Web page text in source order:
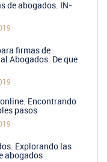
de abogados. IN-
firmas de
Abogados. De que
Encontrando
pasos
Explorando las
abogados